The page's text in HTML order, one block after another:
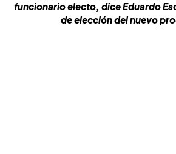
funcionario electo, dice Eduardo
de elección del nuevo